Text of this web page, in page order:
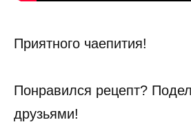
Приятного чаепития!
Понравился рецепт?
друзьями!